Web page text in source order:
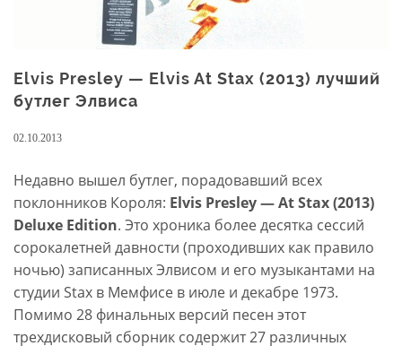
Elvis Presley — Elvis At Stax (2013) лучший
бутлег Элвиса
02.10.2013
Недавно вышел бутлег, порадовавший всех
поклонников Короля: Elvis Presley — At Stax (2013)
Deluxe Edition. Это хроника более десятка сессий
сорокалетней давности (проходивших как правило
ночью) записанных Элвисом и его музыкантами на
студии Stax в Мемфисе в июле и декабре 1973.
Помимо 28 финальных версий песен этот
трехдисковый сборник содержит 27 различных